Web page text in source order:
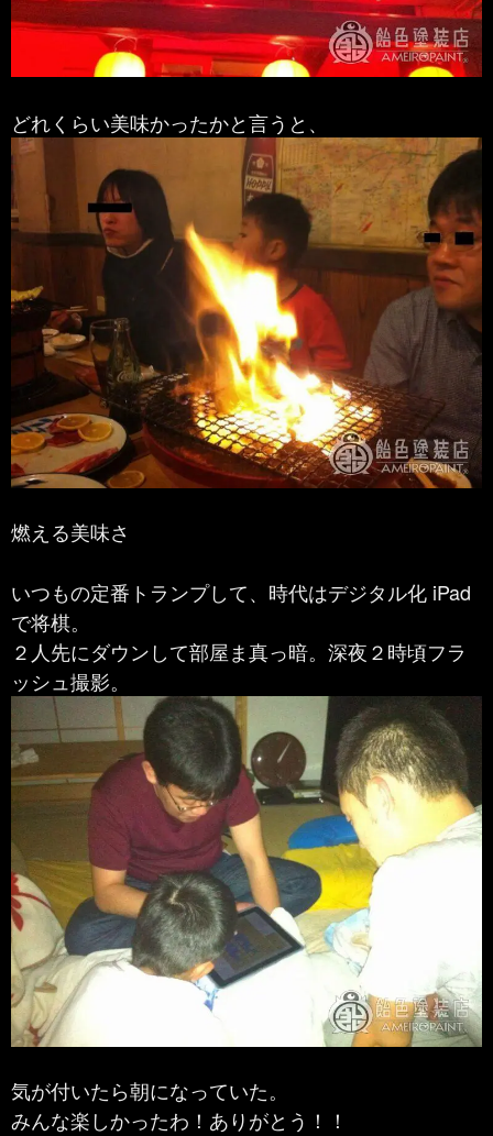
どれくらい美味かったかと言うと、
燃える美味さ
いつもの定番トランプして、時代はデジタル化 iPad
で将棋。
２人先にダウンして部屋ま真っ暗。深夜２時頃フラ
ッシュ撮影。
気が付いたら朝になっていた。
みんな楽しかったわ！ありがとう！！